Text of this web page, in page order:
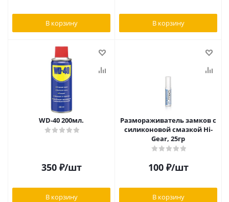
В корзину В корзину
WD-40 200мл.
350₽/шт
В корзину
Размораживатель замков с
силиконовой смазкой Hi-
Gear, 25гр
100₽/шт
В корзину